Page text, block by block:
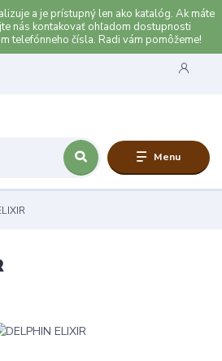
a je prístupný len ako katalóg. Ak máte
nás kontakovať ohľadom dostupnosti
telefónneho čísla. Radi vám pomôžeme!
Menu